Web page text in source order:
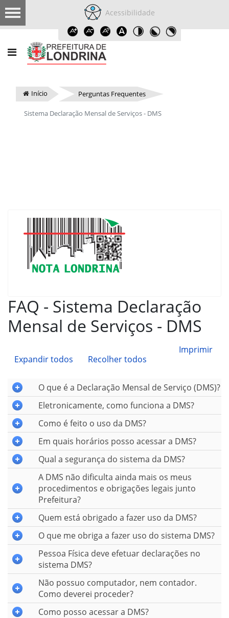
Acessibilidade
Início Perguntas Frequentes
Sistema Declaração Mensal de Serviços - DMS
FAQ - Sistema Declaração
Mensal de Serviços - DMS
Imprimir
Expandir todos
Recolher todos
O que é a Declaração Mensal de Serviço (DMS)?
Eletronicamente, como funciona a DMS?
Como é feito o uso da DMS?
Em quais horários posso acessar a DMS?
Qual a segurança do sistema da DMS?
A DMS não dificulta ainda mais os meus
procedimentos e obrigações legais junto
Prefeitura?
Quem está obrigado a fazer uso da DMS?
O que me obriga a fazer uso do sistema DMS?
Pessoa Física deve efetuar declarações no
sistema DMS?
Não possuo computador, nem contador.
Como deverei proceder?
Como posso acessar a DMS?